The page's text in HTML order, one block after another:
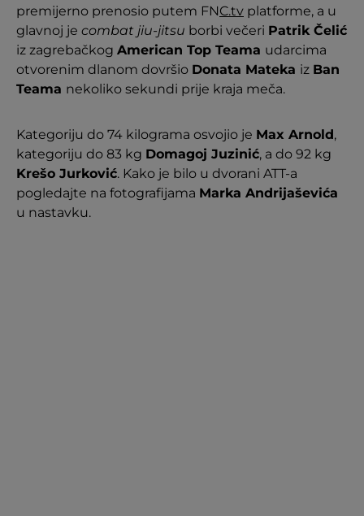
premijerno prenosio putem FNC.tv platforme, a u
glavnoj je combat jiu-jitsu borbi večeri Patrik Čelić
iz zagrebačkog American Top Teama udarcima
otvorenim dlanom dovršio Donata Mateka iz Ban
Teama nekoliko sekundi prije kraja meča.
Kategoriju do 74 kilograma osvojio je Max Arnold,
kategoriju do 83 kg Domagoj Juzinić, a do 92 kg
Krešo Jurković. Kako je bilo u dvorani ATT-a
pogledajte na fotografijama Marka Andrijaševića
u nastavku.